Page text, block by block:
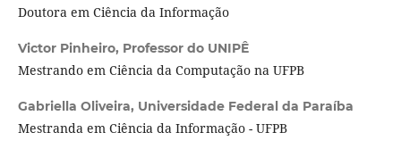
Doutora em Ciência da Informação
Victor Pinheiro, Professor do UNIPÊ
Mestrando em Ciência da Computação na UFPB
Gabriella Oliveira, Universidade Federal da Paraíba
Mestranda em Ciência da Informação - UFPB